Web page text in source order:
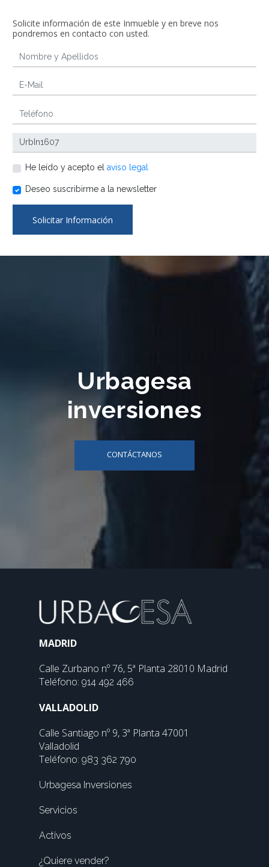
Solicite información de este Inmueble y en breve nos
pondremos en contacto con usted.
He leído y acepto el aviso legal
Deseo suscribirme a la newsletter
Solicitar Información
Urbagesa
inversiones
CONTÁCTANOS
MADRID
Calle Zurbano nº 76, 5ª Planta 28010 Madrid
Teléfono: 914 492 466
VALLADOLID
Calle Santiago nº 9, 3ª Planta 47001
Valladolid
Teléfono: 983 362 790
Urbagesa Inversiones
Servicios
Activos
¿Quiere vender?